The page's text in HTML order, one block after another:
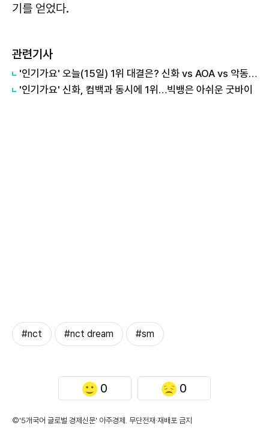
기를 얻었다.
관련기사
'인기가요' 오늘(15일) 1위 대결은? 신화 vs AOA vs 악동뮤지션
'인기가요' 신화, 컴백과 동시에 1위…빅뱅은 아쉬운 굿바이
#nct #nct dream #sm
0 0
©'5개국어 글로벌 경제신문' 아주경제. 무단전재·재배포 금지